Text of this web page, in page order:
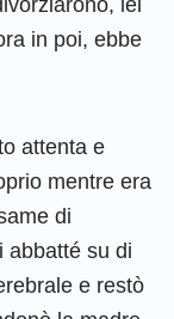
in poi, ebbe
attenta e
mentre era
di
abbatté su di
e restò